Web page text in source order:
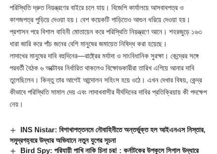
পরিস্থিতি দ্রুত নিয়ন্ত্রণের বাইরে চলে যায়। বিজেপি কার্যালয়ে আসবাবপত্র ও
কাগজপত্র পুড়িয়ে দেওয়া হয়। বেশ কয়েকটি গাড়িতেও আগুন ধরিয়ে দেওয়া হয়।
প্রশাসন পরে বিশাল বাহিনী মোতায়েন করে পরিস্থিতি নিয়ন্ত্রণে আনে। শহরজুড়ে ১৬৩
ধারা জারি করে পাঁচ জনের বেশি মানুষের জমায়েত নিষিদ্ধ করা হয়েছে।
লাদাখের মানুষের দাবি বহুদিনের—রাষ্ট্রের মর্যাদা ও সাংবিধানিক সুরক্ষা। কেন্দ্রের সঙ্গে
পরবর্তী বৈঠক ৬ অক্টোবর নির্ধারিত থাকলেও বিক্ষোভকারীরা তারিখ এগিয়ে আনার দাবি
তুলেছিলেন। কিন্তু তার আগেই আন্দোলন সহিংস হয়ে ওঠে। এখন দেখার বিষয়, কেন্দ্র
কীভাবে পরিস্থিতি সামাল দেয় এবং লাদাখবাসীর দীর্ঘদিনের দাবির প্রতিক্রিয়ায় কী পদক্ষেপ
নেয়।
INS Nistar: বিশাখাপত্তনমে নৌবাহিনীতে অন্তর্ভুক্ত হল আইএনএস নিস্তার,
সমুদ্রগহ্বরে উদ্ধার অভিযানে নতুন যুগের সূচনা
Bird Spy: পরিযায়ী পাখি নাকি চিনা চর! : কর্নাটকের উপকূলে সিগাল উদ্ধারে